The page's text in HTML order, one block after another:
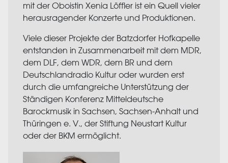
mit der Oboistin Xenia Löffler ist ein Quell vieler
herausragender Konzerte und Produktionen.
Viele dieser Projekte der Batzdorfer Hofkapelle
entstanden in Zusammenarbeit mit dem MDR,
dem DLF, dem WDR, dem BR und dem
Deutschlandradio Kultur oder wurden erst
durch die umfangreiche Unterstützung der
Ständigen Konferenz Mitteldeutsche
Barockmusik in Sachsen, Sachsen-Anhalt und
Thüringen e. V., der Stiftung Neustart Kultur
oder der BKM ermöglicht.